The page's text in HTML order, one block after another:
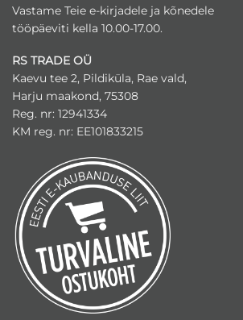
Vastame Teie e-kirjadele ja kõnedele
tööpäeviti kella 10.00-17.00.
RS TRADE OÜ
Kaevu tee 2, Pildiküla, Rae vald,
Harju maakond, 75308
Reg. nr: 12941334
KM reg. nr: EE101833215